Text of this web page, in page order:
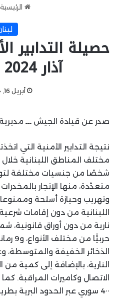
الرئيسية
حصيلة التدابير
آذار 2024 المنصرم
أبريل 16, 2024
صدر عن قيادة الجيش ـــ مديرية
نتيجة التدابير الأمنية التي
شخصًا من جنسيات مختلفة
متعدّدة، منها الإتجار
وتهريب وحيازة أسلحة
اللبنانية من دون إقامات
حربيًّا
الذخائر الخفيفة والمتوسطة،
النارية، بالإضافة إلى كمية
الاتصال وكاميرات المراقبة.
4٠٠ سوري عبر الحدود البرية بطريقة غير شرعية.